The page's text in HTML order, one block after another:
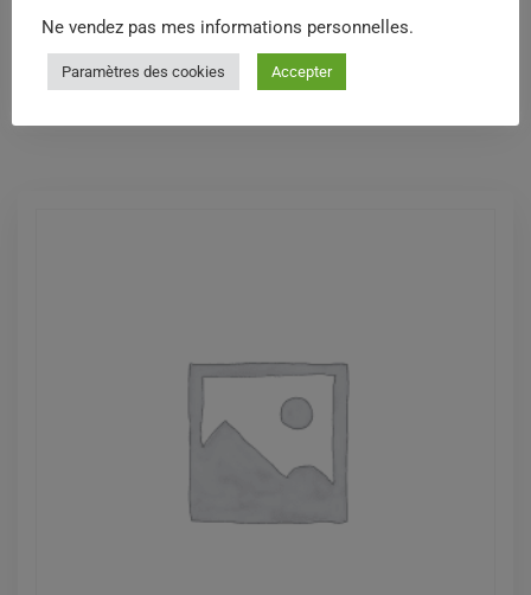
Chlorure de potassium, 15%, amp,unite
4,26
vos préférences et vos visites répétées. En cliquant sur
« Accepter », vous consentez à l’utilisation de TOUS les
cookies.